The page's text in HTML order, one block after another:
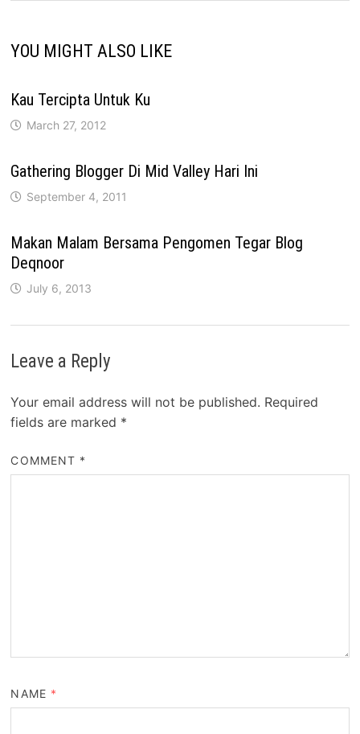
YOU MIGHT ALSO LIKE
Kau Tercipta Untuk Ku
March 27, 2012
Gathering Blogger Di Mid Valley Hari Ini
September 4, 2011
Makan Malam Bersama Pengomen Tegar Blog
Deqnoor
July 6, 2013
Leave a Reply
Your email address will not be published. Required
fields are marked *
COMMENT *
NAME *